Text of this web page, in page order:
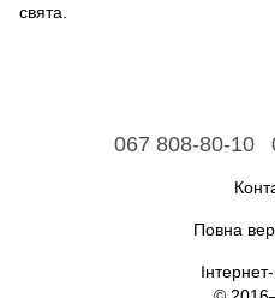
свята.
067 808-80-10
Повна